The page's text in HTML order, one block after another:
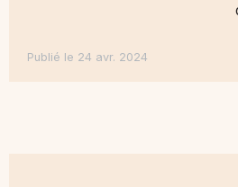
Publié le 24 avr. 2024